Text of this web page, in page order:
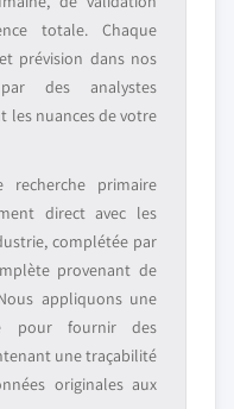
totale. Chaque
prévision dans nos
des analystes
les nuances de votre
recherche primaire
direct avec les
complétée par
provenant de
appliquons une
pour fournir des
une traçabilité
originales aux